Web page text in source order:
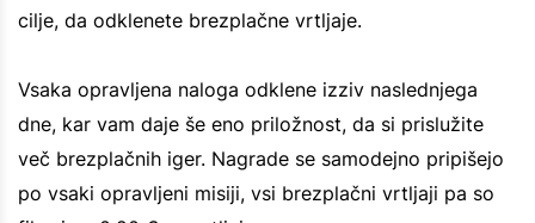
cilje, da odklenete brezplačne vrtljaje.
Vsaka opravljena naloga odklene izziv naslednjega
dne, kar vam daje še eno priložnost, da si prislužite
več brezplačnih iger. Nagrade se samodejno pripišejo
po vsaki opravljeni misiji, vsi brezplačni vrtljaji pa so